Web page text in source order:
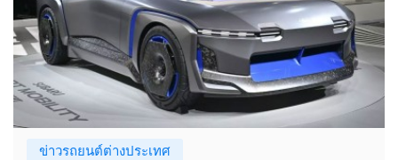
ข่าวรถยนต์ต่างประเทศ